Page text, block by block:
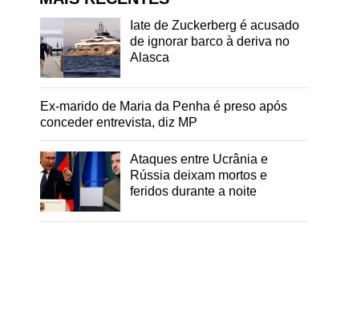
Iate de Zuckerberg é acusado
de ignorar barco à deriva no
Alasca
Ex-marido de Maria da Penha é preso após
conceder entrevista, diz MP
Ataques entre Ucrânia e
Rússia deixam mortos e
feridos durante a noite